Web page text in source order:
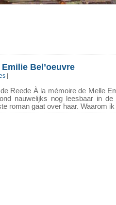
Bel’oeuvre
Reede À la mémoire de Melle
nauwelijks nog leesbaar in
roman gaat over haar. Waarom